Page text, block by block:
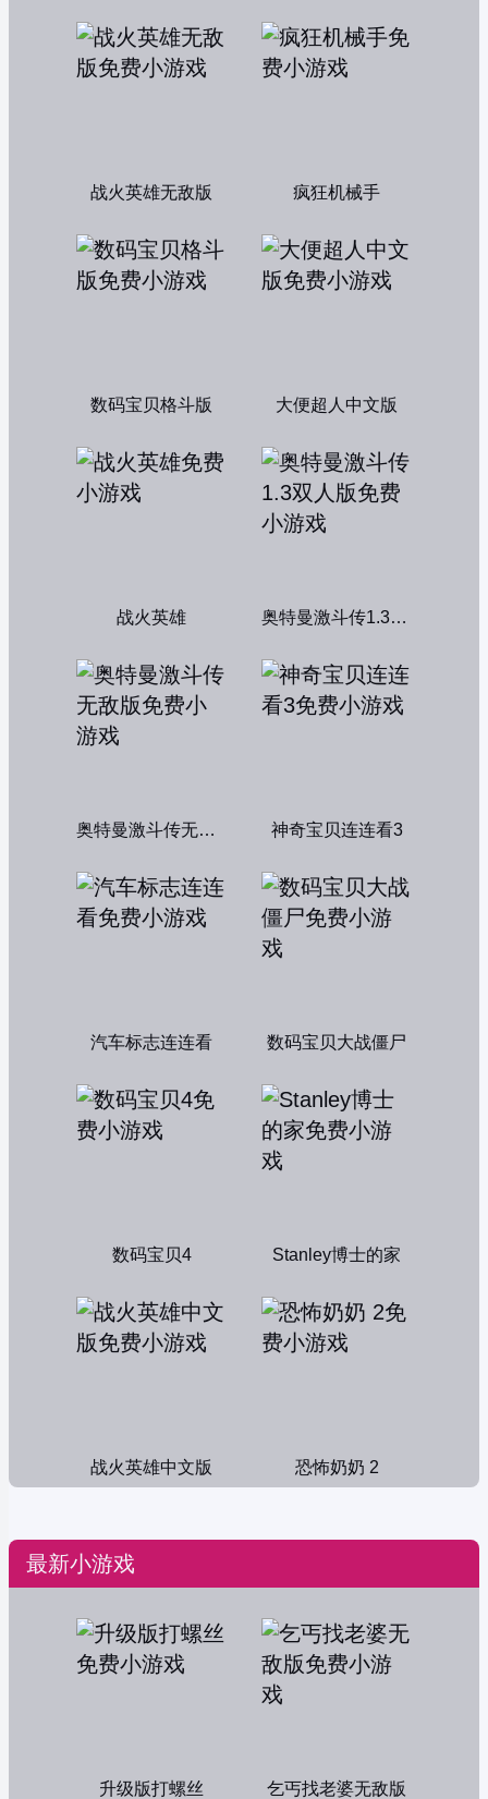
战火英雄无敌版 疯狂机械手
数码宝贝格斗版 大便超人中文版
战火英雄 奥特曼激斗传1.3双人版
奥特曼激斗传无敌版 神奇宝贝连连看3
汽车标志连连看 数码宝贝大战僵尸
数码宝贝4 Stanley博士的家
战火英雄中文版 恐怖奶奶 2
最新小游戏
升级版打螺丝 乞丐找老婆无敌版